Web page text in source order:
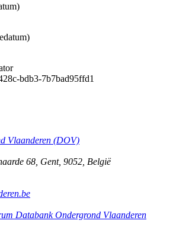
bdb3-7b7bad95ffd1
Vlaanderen (DOV)
68 Gent, 9052 België
Databank Ondergrond Vlaanderen